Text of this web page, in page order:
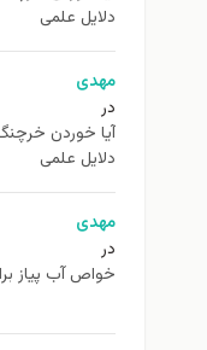
دلایل علمی
مهدی
در
آیا خوردن
دلایل علمی
مهدی
در
خواص آب پیاز